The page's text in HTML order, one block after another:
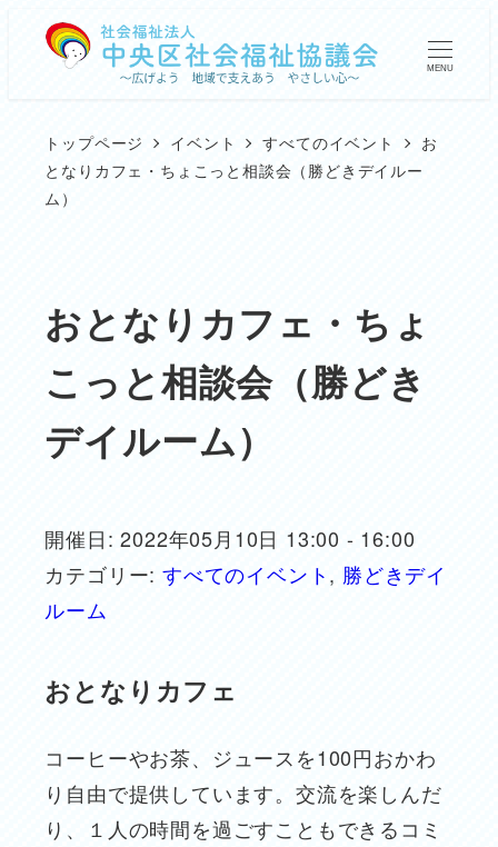
MENU
トップページ イベント すべてのイベント
お
となりカフェ・ちょこっと相談会（勝どきデイルー
ム）
おとなりカフェ・ちょ
こっと相談会（勝どき
デイルーム）
開催日: 2022年05月10日 13:00 - 16:00
カテゴリー: すべてのイベント, 勝どきデイ
ルーム
おとなりカフェ
コーヒーやお茶、ジュースを100円おかわ
り自由で提供しています。交流を楽しんだ
り、１人の時間を過ごすこともできるコミ